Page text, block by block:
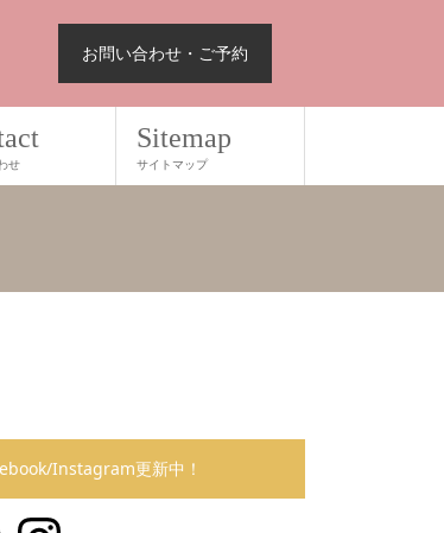
お問い合わせ・ご予約
せ
Sitemap
サイトマップ
Instagram更新中！
Instagram